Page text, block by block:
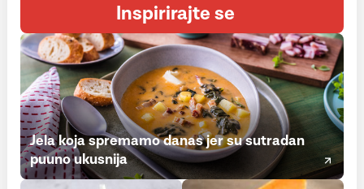
Inspirirajte se
Jela koja spremamo danas jer su sutradan
puuno ukusnija